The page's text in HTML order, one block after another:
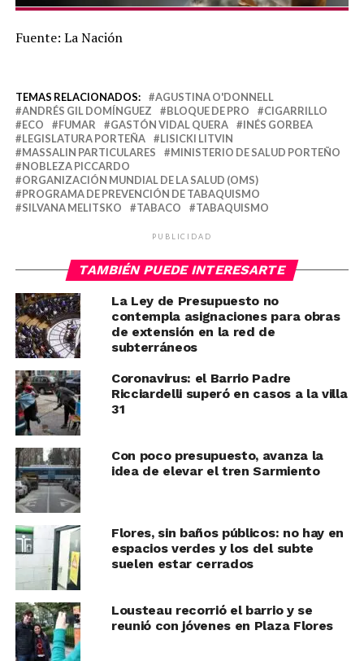
Fuente: La Nación
TEMAS RELACIONADOS:
AGUSTINA O'DONNELL
ANDRÉS GIL DOMÍNGUEZ
BLOQUE DE PRO
CIGARRILLO
ECO
FUMAR GASTÓN VIDAL QUERA
INÉS GORBEA
LEGISLATURA PORTEÑA
LISICKI LITVIN
MASSALIN PARTICULARES
MINISTERIO DE SALUD PORTEÑO
NOBLEZA PICCARDO
ORGANIZACIÓN MUNDIAL DE LA SALUD (OMS)
PROGRAMA DE PREVENCIÓN DE TABAQUISMO
SILVANA MELITSKO
TABACO TABAQUISMO
PUBLICIDAD
TAMBIÉN PUEDE INTERESARTE
La Ley de Presupuesto no
contempla asignaciones para obras
de extensión en la red de
subterráneos
Coronavirus: el Barrio Padre
Ricciardelli superó en casos a la villa
31
Con poco presupuesto, avanza la
idea de elevar el tren Sarmiento
Flores, sin baños públicos: no hay en
espacios verdes y los del subte
suelen estar cerrados
Lousteau recorrió el barrio y se
reunió con jóvenes en Plaza Flores